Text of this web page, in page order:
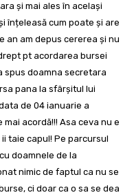
și mai ales în același
înțeleasă cum poate și are
an am depus cererea și nu
pt acordarea bursei
spus doamna secretara
pana la sfârșitul lui
de 04 ianuarie a
acordă!!! Asa ceva nu e
taie capul! Pe parcursul
doamnele de la
nimic de faptul ca nu se
ci doar ca o sa se dea